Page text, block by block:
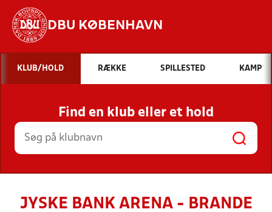
DBU KØBENHAVN
Hvad vil du søge efter?
INDHOLD OG NYHEDER
STILLINGER, RESULTATER, KLUBBER OG
HOLD
KLUB/HOLD RÆKKE SPILLESTED KAMP
Find en klub eller et hold
JYSKE BANK ARENA - BRANDE